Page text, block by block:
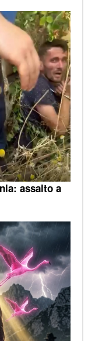
assalto a